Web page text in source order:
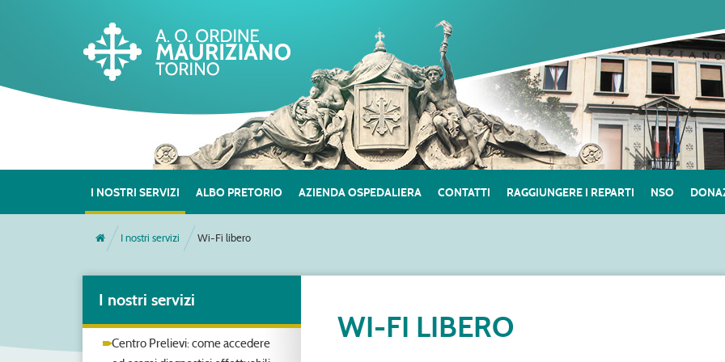
I NOSTRI SERVIZI ALBO PRETORIO AZIENDA OSPEDALIERA CONTATTI RAGGIUNGERE I REPARTI NSO
I nostri servizi Wi-Fi libero
I nostri servizi
Centro Prelievi: come accedere
WI-FI LIBERO